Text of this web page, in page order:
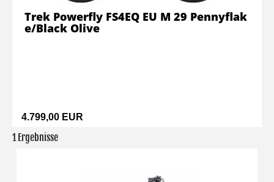
4.799,00 EUR
Trek Powerfly FS4EQ EU M 29 Pennyflak
e/Black Olive
1 Ergebnisse